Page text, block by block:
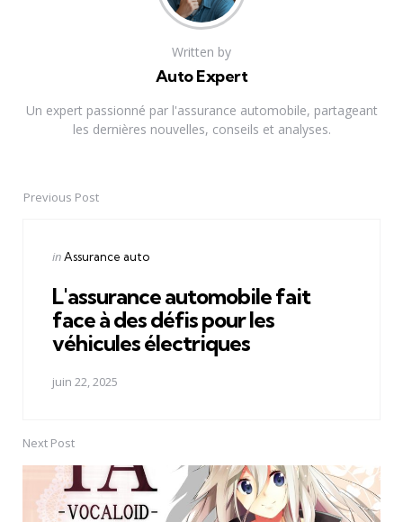
Written by
Auto Expert
Un expert passionné par l'assurance automobile, partageant
les dernières nouvelles, conseils et analyses.
PostPrevious Post
Posted
inAssurance auto
L'assurance automobile fait
face à des défis pour les
véhicules électriques
juin 22, 2025
Next Post